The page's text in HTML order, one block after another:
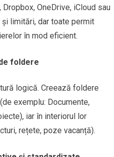
OneDrive, iCloud sau
limitări, dar toate permit
în mod eficient.
foldere
logică. Creează foldere
exemplu: Documente,
iar în interiorul lor
rețete, poze vacanță).